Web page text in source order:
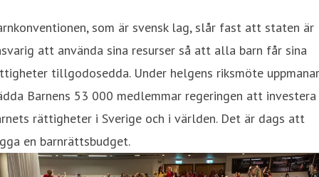
som är svensk lag, slår fast att staten är
att använda sina resurser så att alla barn får sina
tillgodosedda. Under helgens riksmöte uppmanar
Barnens 53 000 medlemmar regeringen att
rättigheter i Sverige och i världen. Det är dags att
en barnrättsbudget.